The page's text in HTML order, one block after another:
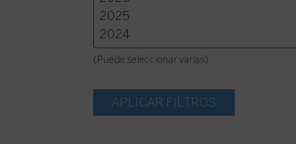
(Puede seleccionar varias)